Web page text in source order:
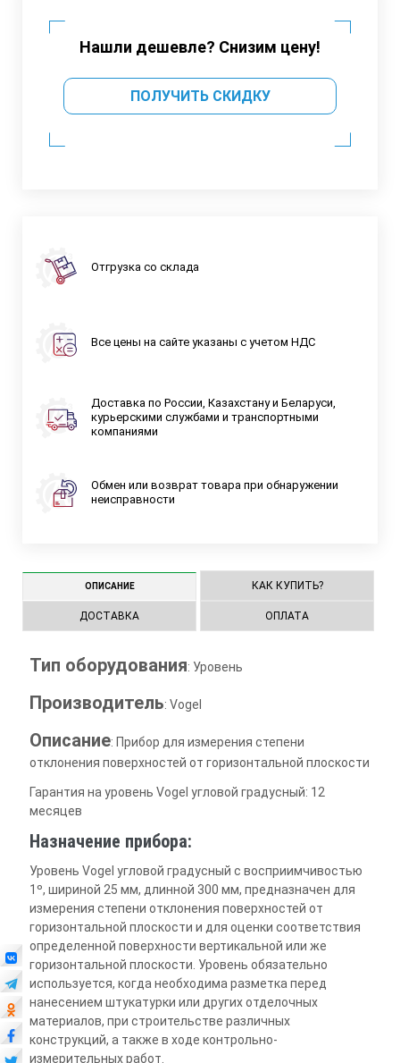
Нашли дешевле? Снизим цену!
ПОЛУЧИТЬ СКИДКУ
Отгрузка со склада
Все цены на сайте указаны с учетом НДС
Доставка по России, Казахстану и Беларуси,
курьерскими службами и транспортными
компаниями
Обмен или возврат товара при обнаружении
неисправности
ОПИСАНИЕ КАК КУПИТЬ?
ДОСТАВКА ОПЛАТА
Тип оборудования: Уровень
Производитель: Vogel
Описание: Прибор для измерения степени
отклонения поверхностей от горизонтальной плоскости
Гарантия на уровень Vogel угловой градусный: 12
месяцев
Назначение прибора:
Уровень Vogel угловой градусный с восприимчивостью
1º, шириной 25 мм, длинной 300 мм, предназначен для
измерения степени отклонения поверхностей от
горизонтальной плоскости и для оценки соответствия
определенной поверхности вертикальной или же
горизонтальной плоскости. Уровень обязательно
используется, когда необходима разметка перед
нанесением штукатурки или других отделочных
материалов, при строительстве различных
конструкций, а также в ходе контрольно-
измерительных работ.